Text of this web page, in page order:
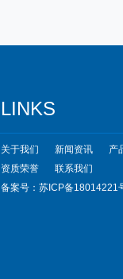
LINKS
关于我们 新闻资讯 产
资质荣誉
联系我们
备案号：苏ICP备18014221